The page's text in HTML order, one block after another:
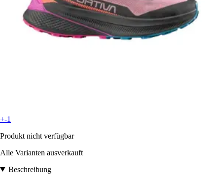
+-1
Produkt nicht verfügbar
Alle Varianten ausverkauft
Beschreibung